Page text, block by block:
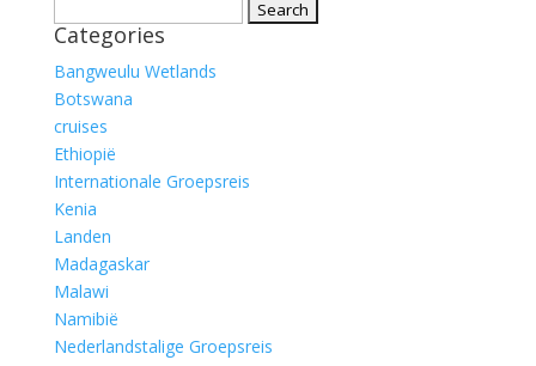
for:
Categories
Bangweulu Wetlands
Botswana
cruises
Ethiopië
Internationale Groepsreis
Kenia
Landen
Madagaskar
Malawi
Namibië
Nederlandstalige Groepsreis